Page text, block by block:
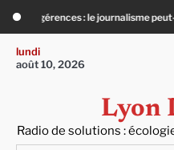
content
lutter ? Précarité, canicule,
lundi
août 10, 2026
Lyon
Radio de solutions :